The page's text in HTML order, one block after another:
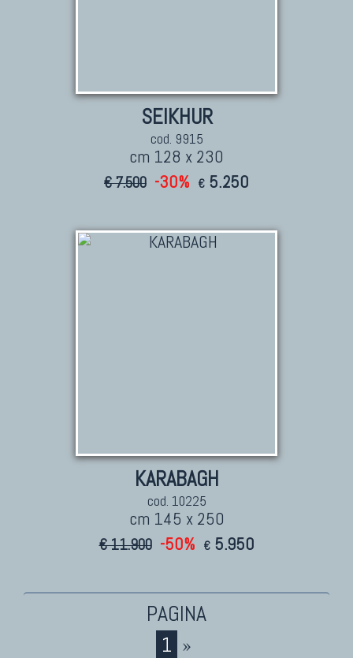
SEIKHUR
cod. 9915
cm 128 x 230
€ 7.500 -30% € 5.250
KARABAGH
cod. 10225
cm 145 x 250
€ 11.900 -50% € 5.950
1 »